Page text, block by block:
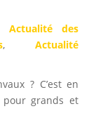
Actualité des
,Actualité
? C’est en
grands et